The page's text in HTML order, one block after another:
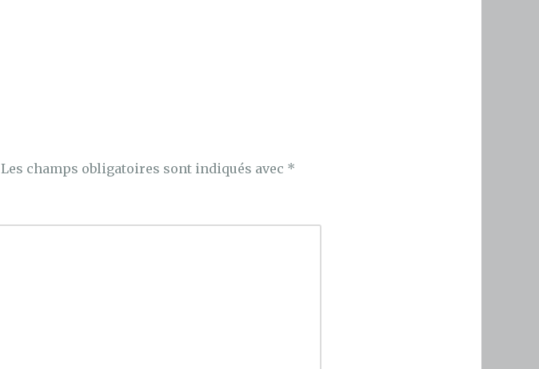
Les champs obligatoires sont indiqués avec *